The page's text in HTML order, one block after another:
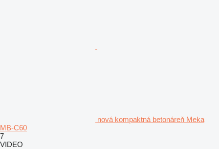
nová kompaktná betonáreň Meka
MB-C60
7
VIDEO